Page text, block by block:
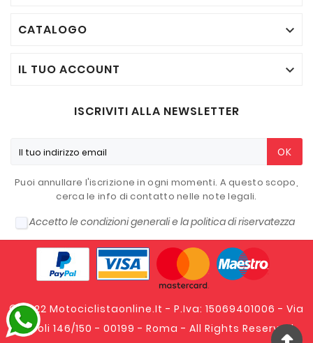
CATALOGO 
IL TUO ACCOUNT 
ISCRIVITI ALLA NEWSLETTER
OK
Puoi annullare l'iscrizione in ogni momenti. A questo scopo,
cerca le info di contatto nelle note legali.
Accetto le condizioni generali e la politica di riservatezza
© 2022 Motociclistaonline.it - P.Iva: 15069401006 - Via
Tripoli 146/150 - 00199 - Roma - All Rights Reserved.